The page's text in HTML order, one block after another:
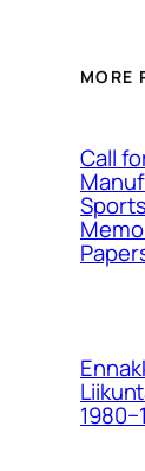
MORE
Call